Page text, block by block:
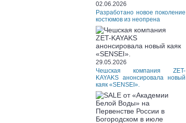
02.06.2026
Разработано новое поколение
костюмов из неопрена
29.05.2026
Чешская компания ZET-
KAYAKS анонсировала новый
каяк «SENSEI».